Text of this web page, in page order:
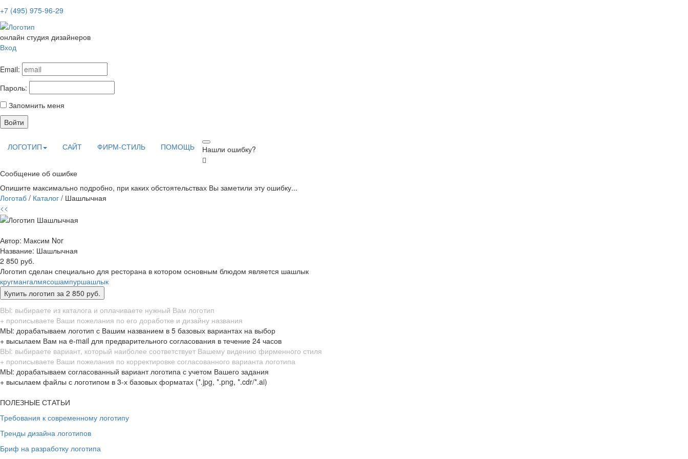
+7 (495) 975-96-29
онлайн студия дизайнеров
Вход
Email:
Пароль:
Запомнить меня
Войти
ЛОГОТИП САЙТ ФИРМ-СТИЛЬ ПОМОЩЬ Нашли ошибку?
Сообщение об ошибке
Опишите максимально подробно, при каких обстоятельствах Вы заметили эту ошибку...
Логотаб / Каталог / Шашлычная
<<
Автор: Максим Nor
Название: Шашлычная
2 850 руб.
Логотип сделан специально для ресторана в котором основным блюдом является шашлык
кругмангалмясошампуршашлык
ВЫ: выбираете из каталога и оплачиваете нужный Вам логотип
+ прописываете Ваши пожелания по его доработке и дизайну названия
МЫ: дорабатываем логотип с Вашим названием в 5 базовых вариантах на выбор
+ высылаем Вам на e-mail для предварительного согласования в течение 24 часов
ВЫ: выбираете вариант, который наиболее соответствует Вашему видению фирменного стиля
+ прописываете Ваши пожелания по корректировке согласованного варианта логотипа
МЫ: дорабатываем согласованный вариант логотипа с учетом Вашего задания
+ высылаем файлы с логотипом в 3-х базовых форматах (*.jpg, *.png, *.cdr/*.ai)
ПОЛЕЗНЫЕ СТАТЬИ
Требования к современному логотипу
Тренды дизайна логотипов
Бриф на разработку логотипа